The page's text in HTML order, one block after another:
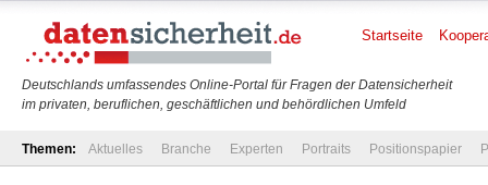
Deutschlands umfassendes Online-Portal für Fragen der Datensicherheit
im privaten, beruflichen, geschäftlichen und behördlichen Umfeld
Startseite
Themen: Aktuelles Branche Experten Portraits Positionspapier